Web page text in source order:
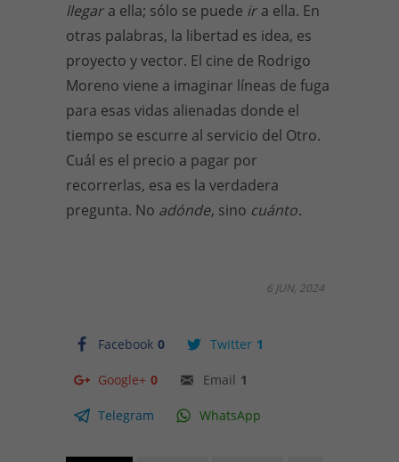
llegar a ella; sólo se puede ir a ella. En
otras palabras, la libertad es idea, es
proyecto y vector. El cine de Rodrigo
Moreno viene a imaginar líneas de fuga
para esas vidas alienadas donde el
tiempo se escurre al servicio del Otro.
Cuál es el precio a pagar por
recorrerlas, esa es la verdadera
pregunta. No adónde, sino cuánto.
Facebook 0 Twitter 1
Google+ 0 Email 1
Telegram WhatsApp
6 JUN, 2024